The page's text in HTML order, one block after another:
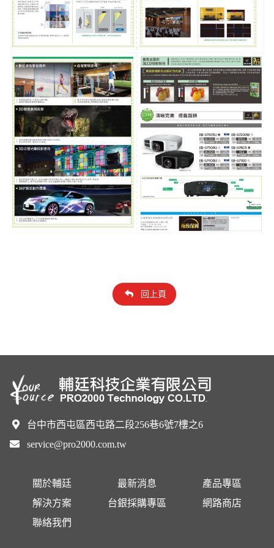
回上頁
台中市西屯區西屯路二段256巷6號7樓之6
service@pro2000.com.tw
關於輔廷 最新消息
產品專區
解決方案
台銀採購專區
網路商店
聯絡我們